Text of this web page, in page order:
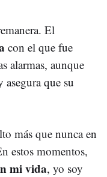
El
con el que fue
alarmas, aunque
asegura que su
más que nunca en
estos momentos,
mi vida, yo soy